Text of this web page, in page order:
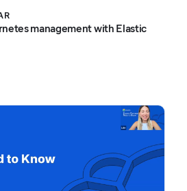
management with Elastic